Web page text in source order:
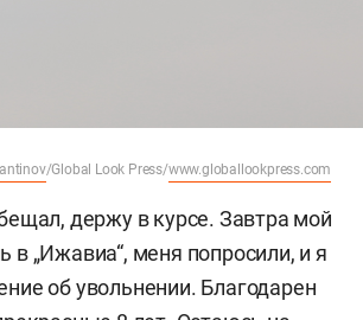
/Global Look Press/www.globallookpress.com
держу в курсе. Завтра мой
в „Ижавиа“, меня попросили, и я
об увольнении. Благодарен